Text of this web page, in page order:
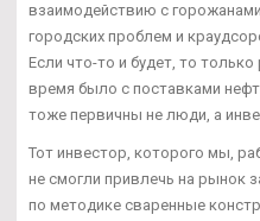
взаимодействию с
городских проблем и
Если что-то и будет, то
время было с поставками
тоже первичны не люди, а
Тот инвестор, которого мы,
не смогли привлечь на рынок
по методике сваренные